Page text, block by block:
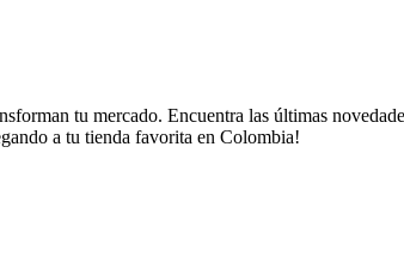
tu mercado. Encuentra las últimas
a tu tienda favorita en Colombia!